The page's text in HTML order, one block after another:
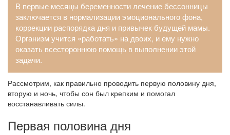
В первые месяцы беременности лечение бессонницы
заключается в нормализации эмоционального фона,
коррекции распорядка дня и привычек будущей мамы.
Организм учится «работать» на двоих, и ему нужно
оказать всестороннюю помощь в выполнении этой
задачи.
Рассмотрим, как правильно проводить первую половину дня,
вторую и ночь, чтобы сон был крепким и помогал
восстанавливать силы.
Первая половина дня